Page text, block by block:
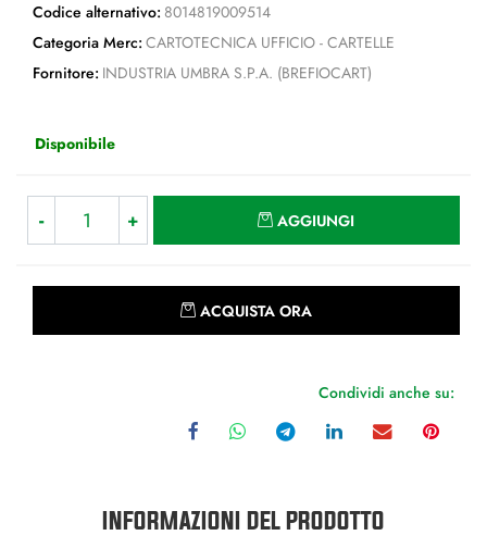
Codice alternativo: 8014819009514
Categoria Merc: CARTOTECNICA UFFICIO - CARTELLE
Fornitore: INDUSTRIA UMBRA S.P.A. (BREFIOCART)
Disponibile
AGGIUNGI
ACQUISTA ORA
Condividi anche su:
INFORMAZIONI DEL PRODOTTO